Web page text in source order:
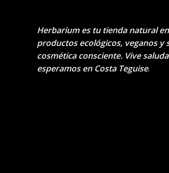
Herbarium es tu tienda natural
productos ecológicos, veganos y
cosmética consciente. Vive
esperamos en Costa Teguise.